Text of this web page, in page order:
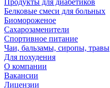
Продукты для диабетиков
Белковые смеси для больных
Биомороженое
Сахарозаменители
Спортивное питание
Чаи, бальзамы, сиропы, травы
Для похудения
О компании
Вакансии
Лицензии